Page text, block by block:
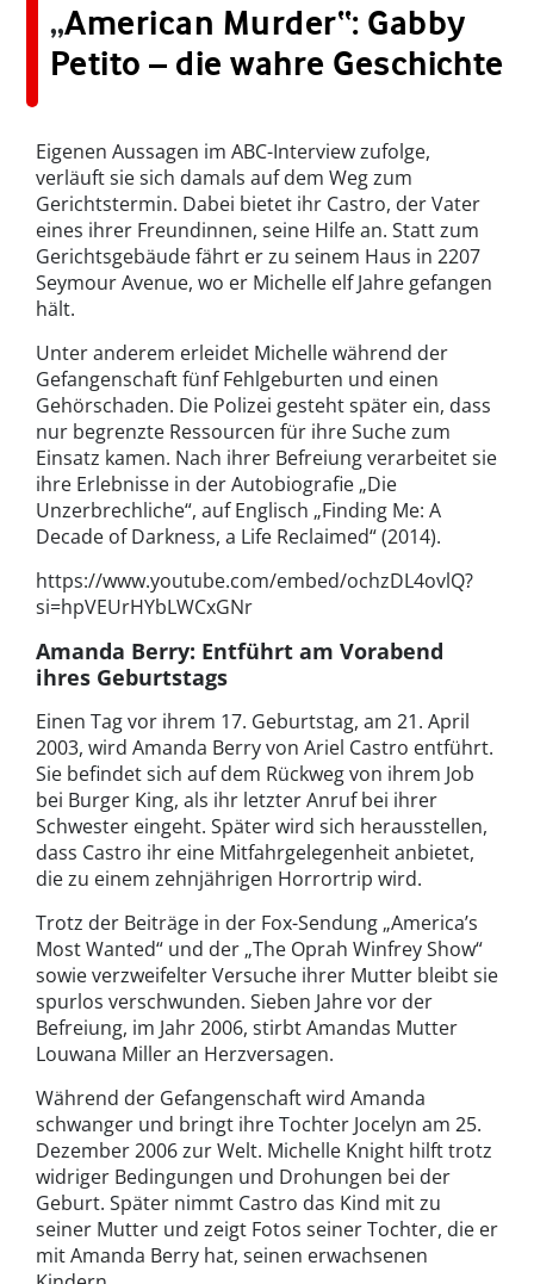
„American Murder“: Gabby
Petito – die wahre Geschichte
Eigenen Aussagen im ABC-Interview zufolge,
verläuft sie sich damals auf dem Weg zum
Gerichtstermin. Dabei bietet ihr Castro, der Vater
eines ihrer Freundinnen, seine Hilfe an. Statt zum
Gerichtsgebäude fährt er zu seinem Haus in 2207
Seymour Avenue, wo er Michelle elf Jahre gefangen
hält.
Unter anderem erleidet Michelle während der
Gefangenschaft fünf Fehlgeburten und einen
Gehörschaden. Die Polizei gesteht später ein, dass
nur begrenzte Ressourcen für ihre Suche zum
Einsatz kamen. Nach ihrer Befreiung verarbeitet sie
ihre Erlebnisse in der Autobiografie „Die
Unzerbrechliche“, auf Englisch „Finding Me: A
Decade of Darkness, a Life Reclaimed“ (2014).
https://www.youtube.com/embed/ochzDL4ovlQ?
si=hpVEUrHYbLWCxGNr
Amanda Berry: Entführt am Vorabend
ihres Geburtstags
Einen Tag vor ihrem 17. Geburtstag, am 21. April
2003, wird Amanda Berry von Ariel Castro entführt.
Sie befindet sich auf dem Rückweg von ihrem Job
bei Burger King, als ihr letzter Anruf bei ihrer
Schwester eingeht. Später wird sich herausstellen,
dass Castro ihr eine Mitfahrgelegenheit anbietet,
die zu einem zehnjährigen Horrortrip wird.
Trotz der Beiträge in der Fox-Sendung „America’s
Most Wanted“ und der „The Oprah Winfrey Show“
sowie verzweifelter Versuche ihrer Mutter bleibt sie
spurlos verschwunden. Sieben Jahre vor der
Befreiung, im Jahr 2006, stirbt Amandas Mutter
Louwana Miller an Herzversagen.
Während der Gefangenschaft wird Amanda
schwanger und bringt ihre Tochter Jocelyn am 25.
Dezember 2006 zur Welt. Michelle Knight hilft trotz
widriger Bedingungen und Drohungen bei der
Geburt. Später nimmt Castro das Kind mit zu
seiner Mutter und zeigt Fotos seiner Tochter, die er
mit Amanda Berry hat, seinen erwachsenen